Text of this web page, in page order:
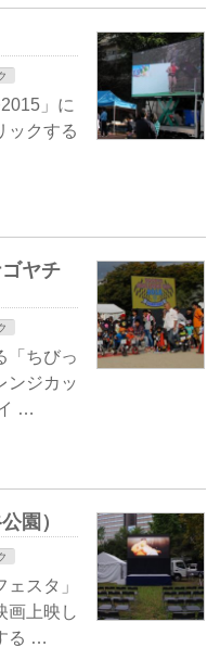
」に
ックする
ヤチ
「ちびっ
ンジカッ
…
園）
スタ」
画上映し
る …